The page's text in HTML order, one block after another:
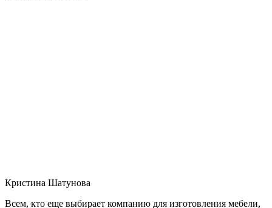
Кристина Шатунова
Всем, кто еще выбирает компанию для изготовления мебели,